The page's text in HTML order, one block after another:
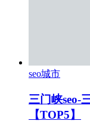
seo城市
三门峡seo-
【TOP5】